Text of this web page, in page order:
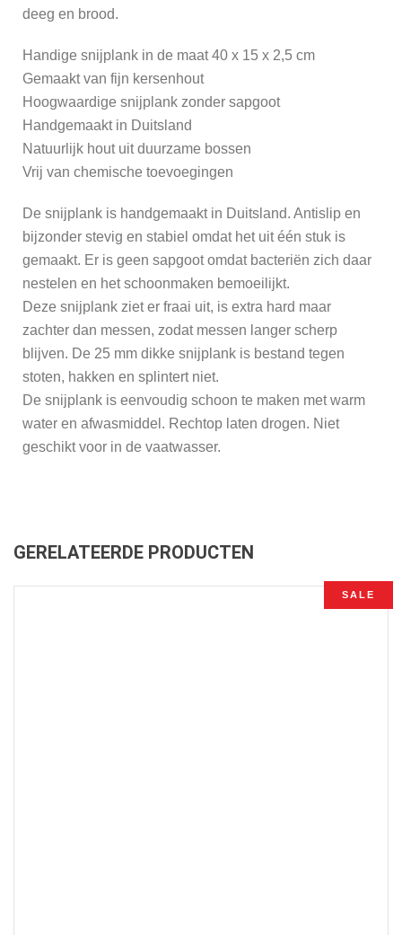
deeg en brood.
Handige snijplank in de maat 40 x 15 x 2,5 cm
Gemaakt van fijn kersenhout
Hoogwaardige snijplank zonder sapgoot
Handgemaakt in Duitsland
Natuurlijk hout uit duurzame bossen
Vrij van chemische toevoegingen
De snijplank is handgemaakt in Duitsland. Antislip en
bijzonder stevig en stabiel omdat het uit één stuk is
gemaakt. Er is geen sapgoot omdat bacteriën zich daar
nestelen en het schoonmaken bemoeilijkt.
Deze snijplank ziet er fraai uit, is extra hard maar
zachter dan messen, zodat messen langer scherp
blijven. De 25 mm dikke snijplank is bestand tegen
stoten, hakken en splintert niet.
De snijplank is eenvoudig schoon te maken met warm
water en afwasmiddel. Rechtop laten drogen. Niet
geschikt voor in de vaatwasser.
GERELATEERDE PRODUCTEN
SALE